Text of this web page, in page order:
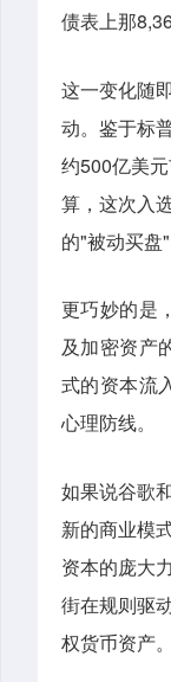
债表上那
这一变化随
动。鉴于标
约500亿美
算，这次入
的"被动买盘"
更巧妙的是
及加密资产
式的资本流
心理防线。
如果说谷歌
新的商业模
资本的庞大
街在规则驱
权货币资产。